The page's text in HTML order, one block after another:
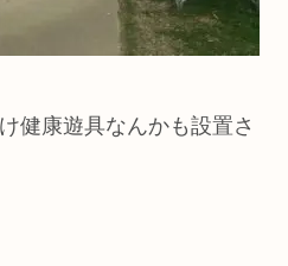
健康遊具なんかも設置さ